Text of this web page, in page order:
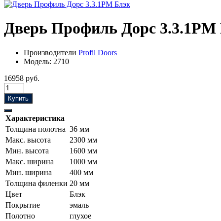
Дверь Профиль Дорс 3.3.1PM
Производители Profil Doors
Модель: 2710
16958 руб.
Купить
Характеристика
Толщина полотна 36 мм
Макс. высота
2300 мм
Мин. высота
1600 мм
Макс. ширина
1000 мм
Мин. ширина
400 мм
Толщина филенки 20 мм
Цвет
Блэк
Покрытие
эмаль
Полотно
глухое